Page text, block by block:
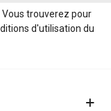
trouverez pour
d'utilisation du